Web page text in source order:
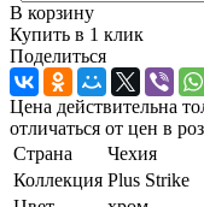
В корзину
Купить в 1 клик
Поделиться
Цена действительна
отличаться от цен в
Страна
Чехия
Коллекция Plus Strike